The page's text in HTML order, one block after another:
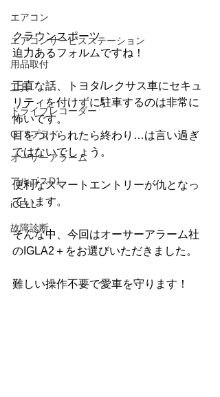
エアコン
エアコンサービスステーション
用品取付
工具
ドライブレコーダー
GTSプラド
オーサーアラーム
アルゴスD1
iCELL
故障診断
クラウンスポーツ
迫力あるフォルムですね！
正直な話、トヨタ/レクサス車にセキュ
リティを付けずに駐車するのは非常に
怖いです。
目をつけられたら終わり…は言い過ぎ
ではないでしょう。
便利なスマートエントリーが仇となっ
ています。
そんな中、今回はオーサーアラーム社
のIGLA2＋をお選びいただきました。
難しい操作不要で愛車を守ります！